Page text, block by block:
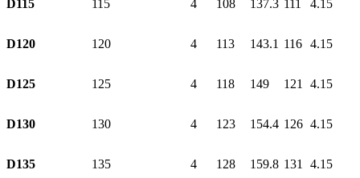
D115 115 4 108 137.3 111 4.15
D120 120 4 113 143.1 116 4.15
D125 125 4 118 149 121 4.15
D130 130 4 123 154.4 126 4.15
D135 135 4 128 159.8 131 4.15